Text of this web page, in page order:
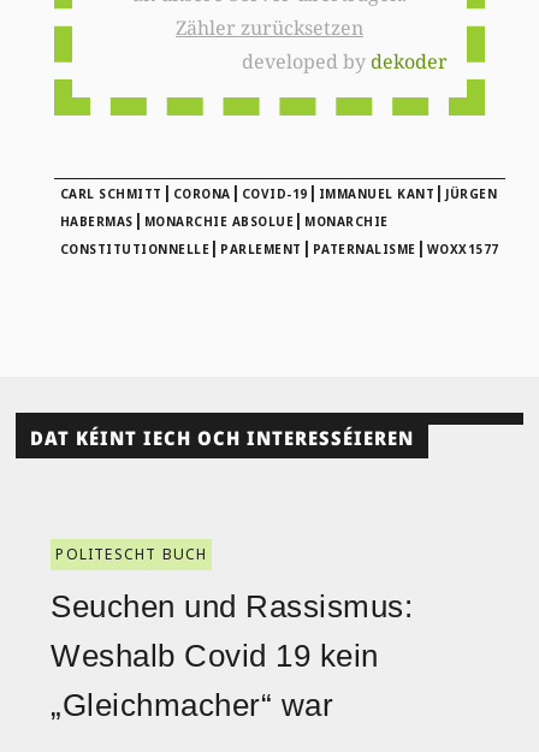
Zähler zurücksetzen
developed bydekoder
CARL SCHMITT | CORONA | COVID-19 | IMMANUEL KANT | JÜRGEN
HABERMAS | MONARCHIE ABSOLUE | MONARCHIE
CONSTITUTIONNELLE | PARLEMENT | PATERNALISME | WOXX1577
DAT KÉINT IECH OCH INTERESSÉIEREN
POLITESCHT BUCH
Seuchen und Rassismus:
Weshalb Covid 19 kein
„Gleichmacher“ war